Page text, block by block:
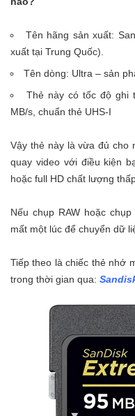
Tên hãng sản xuất:
xuất tại Trung Quốc).
Tên dòng: Ultra – sản
Thẻ này có tốc độ ghi
MB/s, chuẩn thẻ UHS-I
Vậy thẻ này là vừa đủ cho
quay video với điều kiện
hoặc full HD chất lượng
Nếu chụp RAW hoặc
mất một lúc để chuyển dữ
Tiếp theo là chiếc thẻ nhớ
trong thời gian qua: